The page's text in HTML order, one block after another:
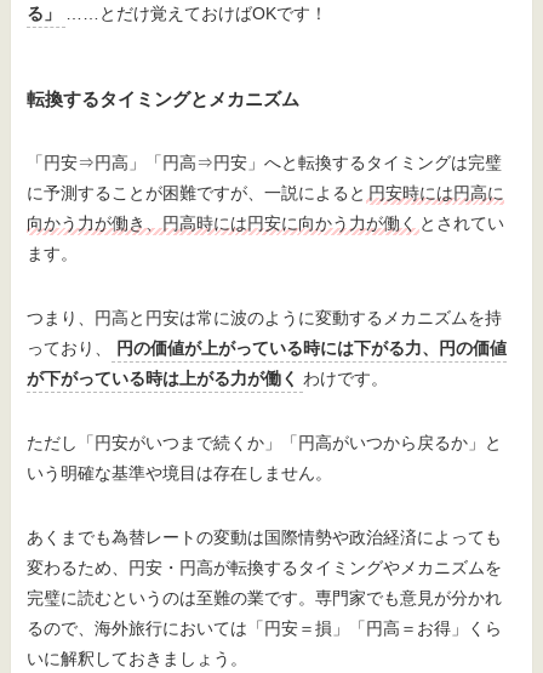
る」
……とだけ覚えておけばOKです！
転換するタイミングとメカニズム
「円安⇒円高」「円高⇒円安」へと転換するタイミングは完璧
に予測することが困難ですが、一説によると 円安時には円高に
向かう力が働き、円高時には円安に向かう力が働く とされてい
ます。
つまり、円高と円安は常に波のように変動するメカニズムを持
っており、
円の価値が上がっている時には下がる力、円の価値
が下がっている時は上がる力が働く わけです。
ただし「円安がいつまで続くか」「円高がいつから戻るか」と
いう明確な基準や境目は存在しません。
あくまでも為替レートの変動は国際情勢や政治経済によっても
変わるため、円安・円高が転換するタイミングやメカニズムを
完璧に読むというのは至難の業です。専門家でも意見が分かれ
るので、海外旅行においては「円安＝損」「円高＝お得」くら
いに解釈しておきましょう。